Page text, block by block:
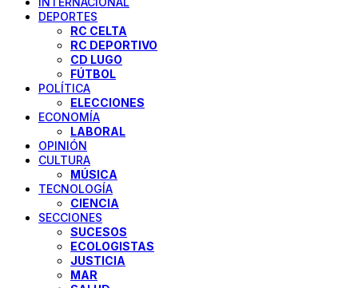
DEPORTES
RC CELTA
RC DEPORTIVO
CD LUGO
FÚTBOL
POLÍTICA
ELECCIONES
ECONOMÍA
LABORAL
OPINIÓN
CULTURA
MÚSICA
TECNOLOGÍA
CIENCIA
SECCIONES
SUCESOS
ECOLOGISTAS
JUSTICIA
MAR